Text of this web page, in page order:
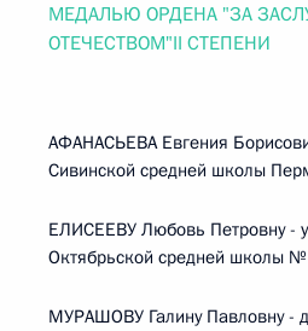
МЕДАЛЬЮ ОРДЕНА "ЗА
ОТЕЧЕСТВОМ"II СТЕПЕНИ
АФАНАСЬЕВА Евгения
Сивинской средней школы
ЕЛИСЕЕВУ Любовь Петровну -
Октябрьской средней школы
МУРАШОВУ Галину Павловну -